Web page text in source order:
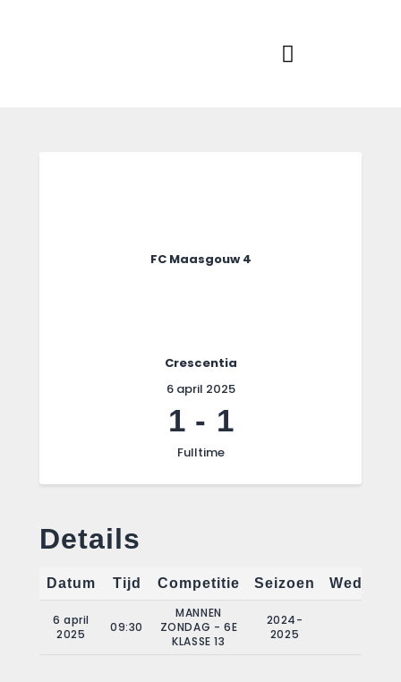
FC Maasgouw 4
Crescentia
6 april 2025
1- 1
Fulltime
Details
Datum Tijd Competitie Seizoen
6 april
2025
09:30
MANNEN
ZONDAG - 6E
KLASSE 13
2024-
2025